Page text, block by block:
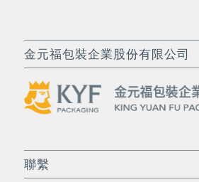
金元福包裝企業股份有限公司
聯繫